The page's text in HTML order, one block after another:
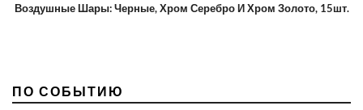
Воздушные Шары: Черные, Хром Серебро И Хром Золото, 15шт.
ПО СОБЫТИЮ